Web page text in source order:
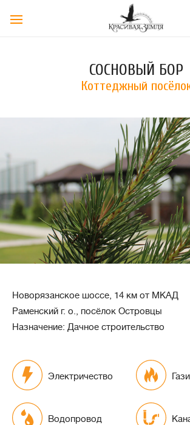
СОСНОВЫЙ БОР
Коттеджный
Новорязанское шоссе, 14 км от МКАД
Раменский г. о., посёлок Островцы
Назначение: Дачное строительство
Электричество
Водопровод